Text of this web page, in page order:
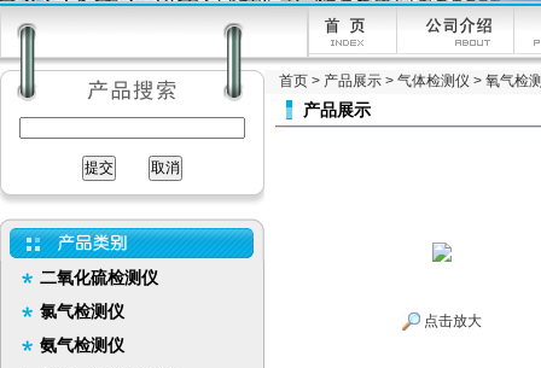
二氧化硫检测仪
氯气检测仪
氨气检测仪
首页 > 产品展示 > 气体检测仪 > 氧气检
产品展示
点击放大